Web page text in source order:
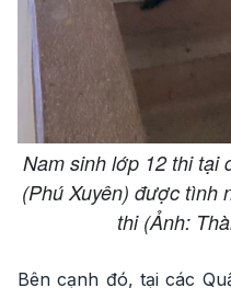
Nam sinh lớp 12 thi tại
(Phú Xuyên) được tình
thi (Ảnh:
Bên cạnh đó, tại các